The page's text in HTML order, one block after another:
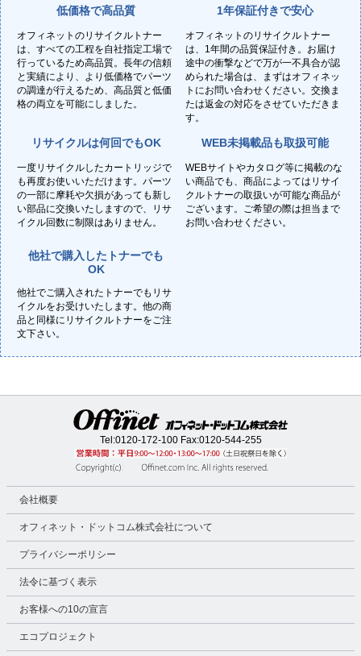
低価格で高品質
オフィネットのリサイクルトナー
は、すべての工程を自社指定工場で
行っているため高品質。長年の信頼
と実績により、より低価格でパーツ
の調達が行えるため、高品質と低価
格の両立を可能にしました。
1年保証付きで安心
オフィネットのリサイクルトナー
は、1年間の品質保証付き。お届け
途中の衝撃などで万が一不具合が認
められた場合は、まずはオフィネッ
トにお問い合わせください。交換ま
たは返金の対応をさせていただきま
す。
リサイクルは何回でもOK
一度リサイクルしたカートリッジで
も再度お使いいただけます。パーツ
の一部に摩耗や欠損があっても新し
い部品に交換いたしますので、リサ
イクル回数に制限はありません。
WEB未掲載品も取扱可能
WEBサイトやカタログ等に掲載のな
い商品でも、商品によってはリサイ
クルトナーの取扱いが可能な商品が
ございます。ご希望の際は担当まで
お問い合わせください。
他社で購入したトナーでも
OK
他社でご購入されたトナーでもリサ
イクルをお受けいたします。他の商
品と同様にリサイクルトナーをご注
文下さい。
Tel:0120-172-100Fax:0120-544-255
会社概要
オフィネット・ドットコム株式会社について
プライバシーポリシー
法令に基づく表示
お客様への10の宣言
エコプロジェクト